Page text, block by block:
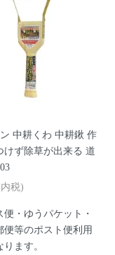
中耕くわ 中耕鍬 作
けず除草が出来る 道
税)
便・ゆうパケット・
便等のポスト便利用
ます。